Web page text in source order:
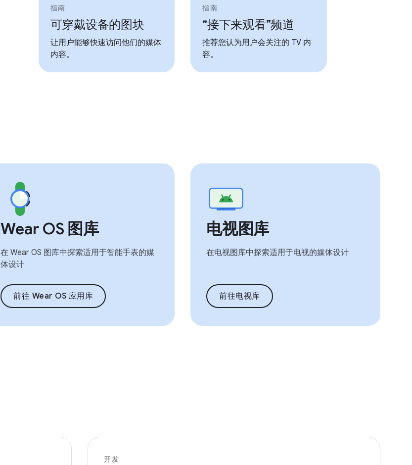
指南
可穿戴设备的图块
让用户能够快速访问他们的媒体
内容。
指南
“接下来观看”频道
推荐您认为用户会关注的 TV 内
容。
Wear OS 图库
在 Wear OS 图库中探索适用于智能手表的媒
体设计
前往 Wear OS 应用库
电视图库
在电视图库中探索适用于电视的媒体设计
前往电视库
开发